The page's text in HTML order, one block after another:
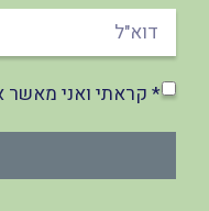
* קראתי ואני מאשר